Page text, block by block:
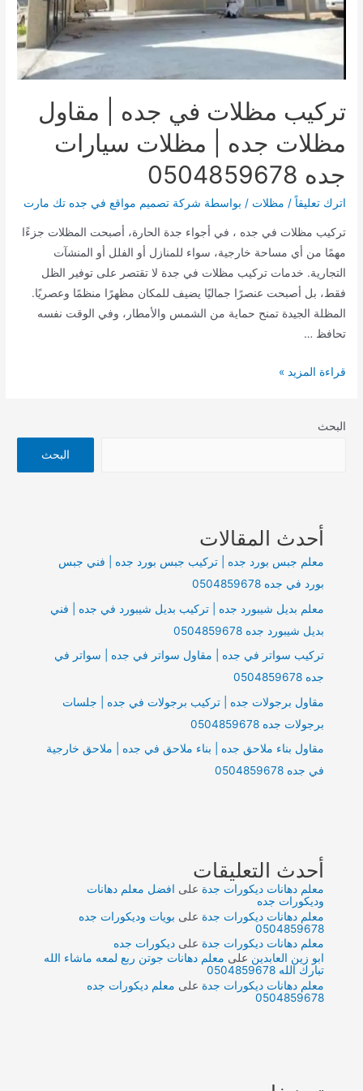
تركيب مظلات في جده | مقاول
مظلات جده | مظلات سيارات
جده 0504859678
اترك تعليقاً / مظلات / بواسطة شركة تصميم مواقع في جده تك مارت
تركيب مظلات في جده ، في أجواء جدة الحارة، أصبحت المظلات جزءًا
مهمًا من أي مساحة خارجية، سواء للمنازل أو الفلل أو المنشآت
التجارية. خدمات تركيب مظلات في جدة لا تقتصر على توفير الظل
فقط، بل أصبحت عنصرًا جماليًا يضيف للمكان مظهرًا منظمًا وعصريًا.
المظلة الجيدة تمنح حماية من الشمس والأمطار، وفي الوقت نفسه
تحافظ …
تركيب
جده
0504859678
قراءة المزيد »
البحث
البحث
أحدث المقالات
معلم جبس بورد جده | تركيب جبس بورد جده | فني جبس
بورد في جده 0504859678
معلم بديل شيبورد جده | تركيب بديل شيبورد في جده | فني
بديل شيبورد جده 0504859678
تركيب سواتر في جده | مقاول سواتر في جده | سواتر في
جده 0504859678
مقاول برجولات جده | تركيب برجولات في جده | جلسات
برجولات جده 0504859678
مقاول بناء ملاحق جده | بناء ملاحق في جده | ملاحق خارجية
في جده 0504859678
أحدث التعليقات
معلم دهانات ديكورات جدة على افضل معلم دهانات
وديكورات جده
معلم دهانات ديكورات جدة على بويات وديكورات جده
0504859678
معلم دهانات ديكورات جدة علىديكورات جده
ابو زين العابدين على معلم دهانات جوتن ربع لمعه ماشاء الله
تبارك الله 0504859678
معلم دهانات ديكورات جدة على معلم ديكورات جده
0504859678
القائمة
القائمة